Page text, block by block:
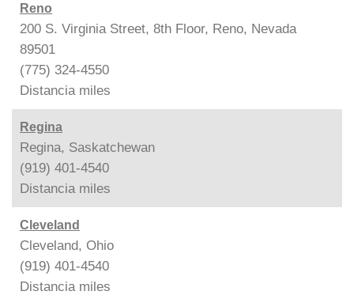
Reno
200 S. Virginia Street, 8th Floor, Reno, Nevada
89501
(775) 324-4550
Distancia miles
Regina
Regina, Saskatchewan
(919) 401-4540
Distancia miles
Cleveland
Cleveland, Ohio
(919) 401-4540
Distancia miles